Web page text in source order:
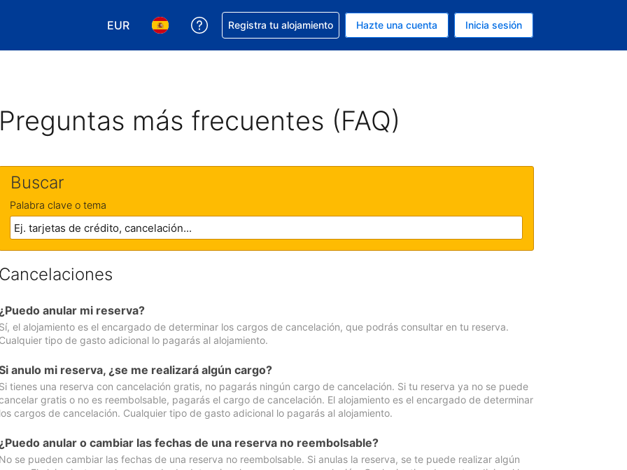
EUR
Elegir tu moneda. Tu moneda actual es EUR
Elegir el idioma que prefieres. Tu idioma actual es Español
Obtener ayuda con la reserva
Registra tu alojamiento Hazte una cuenta Inicia sesión
más frecuentes (FAQ)
Buscar
Palabra clave o tema
anular mi reserva?
el alojamiento es el encargado de determinar los cargos de cancelación, que podrás consultar en tu reserva.
tipo de gasto adicional lo pagarás al alojamiento.
anulo mi reserva, ¿se me realizará algún cargo?
tienes una reserva con cancelación gratis, no pagarás ningún cargo de cancelación. Si tu reserva ya no se puede
gratis o no es reembolsable, pagarás el cargo de cancelación. El alojamiento es el encargado de determinar
cargos de cancelación. Cualquier tipo de gasto adicional lo pagarás al alojamiento.
anular o cambiar las fechas de una reserva no reembolsable?
se pueden cambiar las fechas de una reserva no reembolsable. Si anulas la reserva, se te puede realizar algún